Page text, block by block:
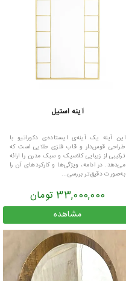
آینه استیل
این آینه یک آینه‌ی ایستاده‌ی دکوراتیو با
طراحی قوس‌دار و قاب فلزی طلایی است که
ترکیبی از زیبایی کلاسیک و سبک مدرن را ارائه
می‌دهد. در ادامه، ویژگی‌ها و کارکردهای آن را
به‌صورت دقیق‌تر بررسی...
33,000,000 تومان
مشاهده